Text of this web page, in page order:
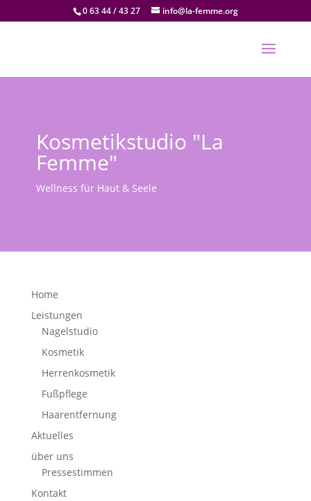
0 63 44 / 43 27 info@la-femme.org
Kosmetikstudio "La
Femme"
Wellness für Haut & Seele
Home
Leistungen
Nagelstudio
Kosmetik
Herrenkosmetik
Fußpflege
Haarentfernung
Aktuelles
über uns
Pressestimmen
Kontakt